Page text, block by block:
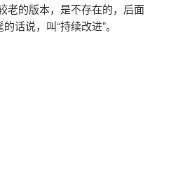
老的版本，是不存在的，后面
话说，叫“持续改进”。